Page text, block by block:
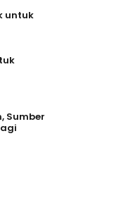
untuk
Sumber